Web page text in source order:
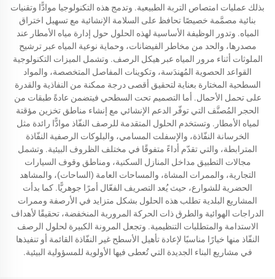
بذلك عمليات امتصاص التربة الطبيعية. وتدمج هذه التكنولوجيا موادًّا وتقنيات
بنائية مصمَّمة خصيصًا تحافظ على السلامة الإنشائية مع تسهيل اختراق
المياه. وتدور الوظيفة الأساسية لهذه الحلول حول إدارة مياه الأمطار عند
مصدرها، والحد من مخاطر الفيضانات، وحماية نوعية المياه عبر ترشيح
الملوثات أثناء مرور المياه عبر هيكل الرصف. وتشمل الميزات التكنولوجية
القواعد الحصوية المُهندَسة، وتكوينات المفاصل المتخصصة، والمواد
السطحية المختارة بعناية لتحقيق أقصى درجة ممكنة من النفاذية والقدرة
على تحمل الأحمال. أما التصميم تحت السطحي فيتضمن عادةً طبقات من
الحجر المُصنَّف التي توفّر الدعم الإنشائي مع إنشاء مناطق تخزين مؤقتة
لمياه الأمطار. وتستخدم الحلول المتقدمة للرصف النفّاذ موادًّا رائدة مثل
الخرسانة النفّاذة، والإسفلت المسامي، والبلوكات الرصفية النفّاذة
المترابطة، والتي تقدّم أداءً متفوقًا في مختلف الظروف البيئية. وتشمل
مجالات التطبيق مداخل المنازل السكنية، ومناطق وقوف السيارات
التجارية، والممرات المشاة، والمساحات العامة (الساحات)، والمشاهد
الحضرية للشوارع، حيث يُعد التصريف الفعّال أمرًا جوهريًّا. كما بدأت
المشاريع البلدية تطلب هذه الحلول بشكل متزايد في الأرصفة وممرات
الدراجات الهوائية والطرق ذات الحركة المرورية المنخفضة، تحقيقًا لأهداف
الاستدامة والمتطلبات التنظيمية. وتجعل المرونة الكبيرة لحلول الرصف
النفّاذ منها خيارًا مناسبًا لإعادة تأهيل الأسطح غير النفّاذة القائمة أو تنفيذها
في مشاريع البناء الجديدة التي تُعطى فيها الأولوية للمسؤولية البيئية.